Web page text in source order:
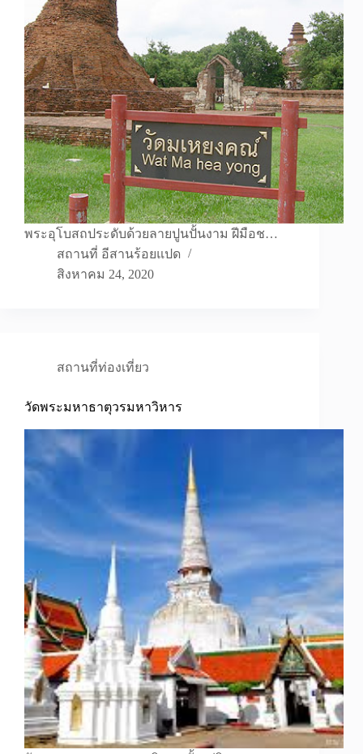
พระอุโบสถประดับด้วยลายปูนปั้นงาม ฝีมือช…
สถานที่ อีสานร้อยแปด
สิงหาคม 24, 2020
สถานที่ท่องเที่ยว
วัดพระมหาธาตุวรมหาวิหาร